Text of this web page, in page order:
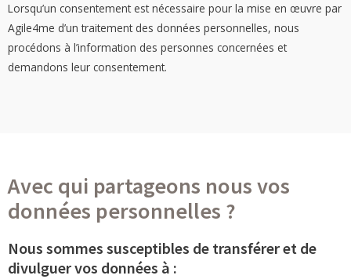
Lorsqu’un consentement est nécessaire pour la mise en œuvre par
Agile4me d’un traitement des données personnelles, nous
procédons à l’information des personnes concernées et
demandons leur consentement.
Avec qui partageons nous vos
données personnelles ?
Nous sommes susceptibles de transférer et de
divulguer vos données à :